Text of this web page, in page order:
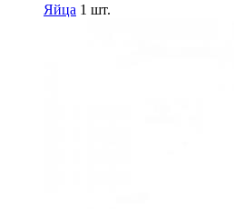
Яйца 1 шт.